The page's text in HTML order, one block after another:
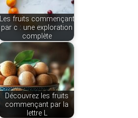
Les fruits commençant
par c : une exploration
complète
Découvrez les fruits
commençant par la
lettre L